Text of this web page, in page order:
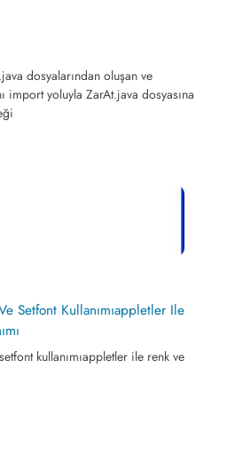
dosyalarından oluşan ve
import yoluyla ZarAt.java dosyasına
Setfont Kullanımıappletler Ile
kullanımıappletler ile renk ve